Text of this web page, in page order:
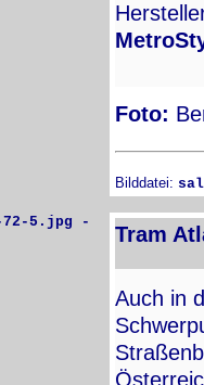
Foto:
Bilddatei:
Tram
Auch in